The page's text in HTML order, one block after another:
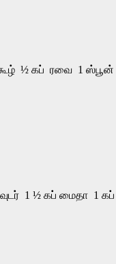
½ கப் ரவை 1
1 ½ கப் மைதா 1